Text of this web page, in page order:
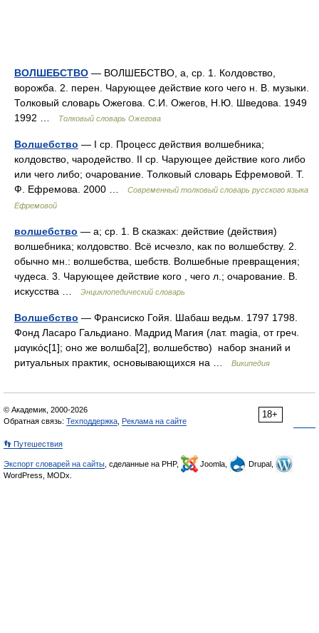
ВОЛШЕБСТВО — ВОЛШЕБСТВО, а, ср. 1. Колдовство,
ворожба. 2. перен. Чарующее действие кого чего н. В. музыки.
Толковый словарь Ожегова. С.И. Ожегов, Н.Ю. Шведова. 1949
1992 …
Толковый словарь Ожегова
Волшебство — I ср. Процесс действия волшебника;
колдовство, чародейство. II ср. Чарующее действие кого либо
или чего либо; очарование. Толковый словарь Ефремовой. Т.
Ф. Ефремова. 2000 …
Современный толковый словарь русского языка
Ефремовой
волшебство — а; ср. 1. В сказках: действие (действия)
волшебника; колдовство. Всё исчезло, как по волшебству. 2.
обычно мн.: волшебства, шебств. Волшебные превращения;
чудеса. 3. Чарующее действие кого , чего л.; очарование. В.
искусства …
Энциклопедический словарь
Волшебство — Франсиско Гойя. Шабаш ведьм. 1797 1798.
Фонд Ласаро Гальдиано. Мадрид Магия (лат. magia, от греч.
μαγικός[1]; оно же волшба[2], волшебство) набор знаний и
ритуальных практик, основывающихся на …
Википедия
18+
© Академик, 2000-2026
Обратная связь: Техподдержка Реклама на сайте
👣 Путешествия
Экспорт словарей на сайты , сделанные на PHP, Joomla,
Drupal,
WordPress, MODx.